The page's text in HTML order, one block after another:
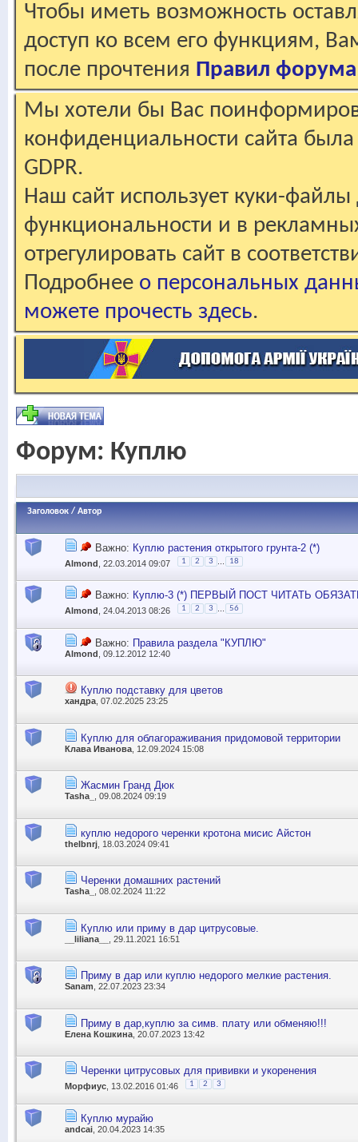
Чтобы иметь возможность
доступ ко всем его функциям,
после прочтения Правил форума
Мы хотели бы Вас
конфиденциальности сайта
GDPR.
Наш сайт использует куки-файлы
функциональности и в
отрегулировать сайт в
Подробнее о персональных
можете прочесть здесь.
Форум: Куплю
Заголовок / Автор
Важно: Куплю растения открытого грунта-2 (*)
Almond , 22.03.2014 09:07 1 2 3 18
Важно: Куплю-3 (*) ПЕРВЫЙ ПОСТ ЧИТАТЬ
Almond , 24.04.2013 08:26 1 2 3 56
Важно: Правила раздела "КУПЛЮ"
Almond , 09.12.2012 12:40
Куплю подставку для цветов
хандра, 07.02.2025 23:25
Куплю для облагораживания придомовой территории
Клава Иванова , 12.09.2024 15:08
Жасмин Гранд Дюк
Tasha_ , 09.08.2024 09:19
куплю недорого черенки кротона мисис Айстон
thelbnrj , 18.03.2024 09:41
Черенки домашних растений
Tasha_ , 08.02.2024 11:22
Куплю или приму в дар цитрусовые.
__liliana__ , 29.11.2021 16:51
Приму в дар или куплю недорого мелкие растения.
Sanam , 22.07.2023 23:34
Приму в дар,куплю за симв. плату или обменяю!!!
Елена Кошкина , 20.07.2023 13:42
Черенки цитрусовых для прививки и укоренения
Морфиус , 13.02.2016 01:46 1 2 3
Куплю мурайю
andcai , 20.04.2023 14:35